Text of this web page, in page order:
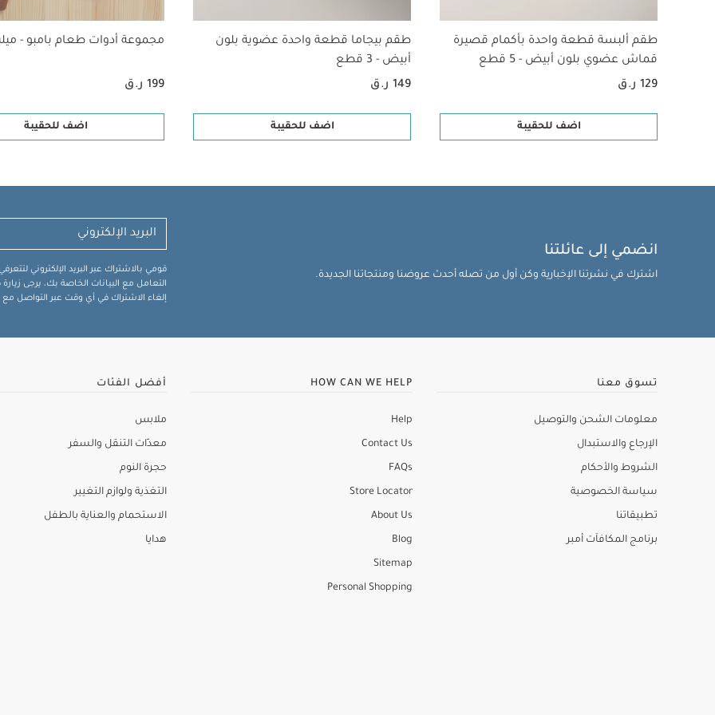
طقم ألبسة قطعة واحدة بأكمام قصيرة
قماش عضوي بلون أبيض - 5 قطع
129 ر.ق
اضف للحقيبة
طقم بيجاما قطعة واحدة عضوية بلون
أبيض - 3 قطع
149 ر.ق
اضف للحقيبة
مجموعة أدوات طعام بامبو -
199 ر.ق
اضف للحقيبة
انضمي إلى عائلتنا
اشترك في نشرتنا الإخبارية وكن أول من تصله أحدث عروضنا ومنتجاتنا الجديدة.
قومي بالاشتراك عبر البريد الإلكتروني
التعامل مع البيانات الخاصة بك، يرجى
إلغاء الاشتراك في أي وقت عبر التواصل مع
تسوق معنا
معلومات الشحن والتوصيل
الإرجاع والاستبدال
الشروط والأحكام
سياسة الخصوصية
تطبيقاتنا
برنامج المكافآت أمبر
HOW CAN WE HELP
Help
Contact Us
FAQs
Store Locator
About Us
Blog
Sitemap
Personal Shopping
أفضل الفئات
ملابس
معدّات التنقل والسفر
حجرة النوم
التغذية ولوازم التغيير
الاستحمام والعناية بالطفل
هدايا